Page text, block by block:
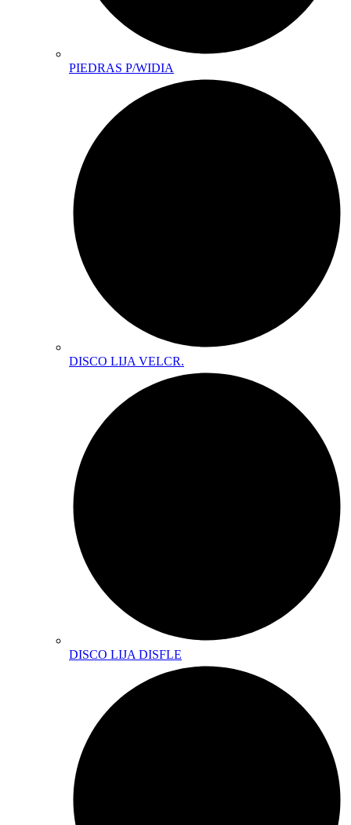
PIEDRAS P/WIDIA
DISCO LIJA VELCR.
DISCO LIJA DISFLE